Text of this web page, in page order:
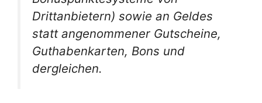
Drittanbietern) sowie an Geldes
statt angenommener Gutscheine,
Guthabenkarten, Bons und
dergleichen.